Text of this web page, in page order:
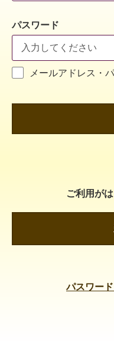
パスワード
メールアドレス・
ご利用が
パスワー